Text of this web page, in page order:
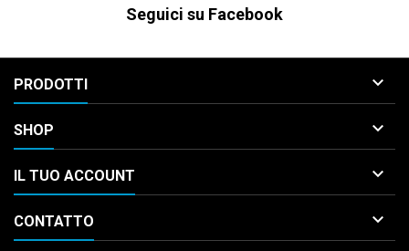
Seguici su Facebook
PRODOTTI 
SHOP 
IL TUO ACCOUNT 
CONTATTO 